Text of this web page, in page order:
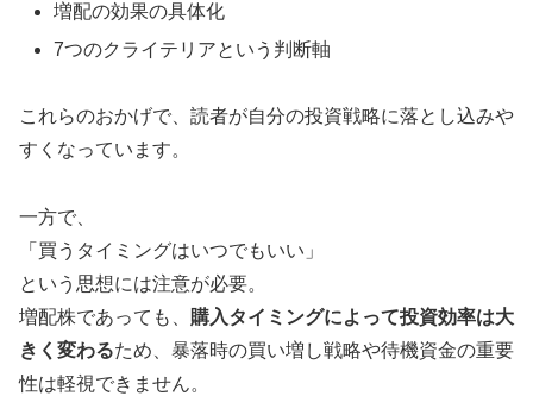
増配の効果の具体化
7つのクライテリアという判断軸
これらのおかげで、読者が自分の投資戦略に落とし込みや
すくなっています。
一方で、
「買うタイミングはいつでもいい」
という思想には注意が必要。
増配株であっても、 購入タイミングによって投資効率は大
きく変わるため、暴落時の買い増し戦略や待機資金の重要
性は軽視できません。